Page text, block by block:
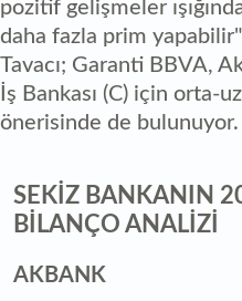
pozitif gelişmeler
daha fazla prim
Tavacı; Garanti BBVA,
İş Bankası (C) için orta-
önerisinde de bulunuyor.
SEKİZ BANKANIN
BİLANÇO ANALİZİ
AKBANK